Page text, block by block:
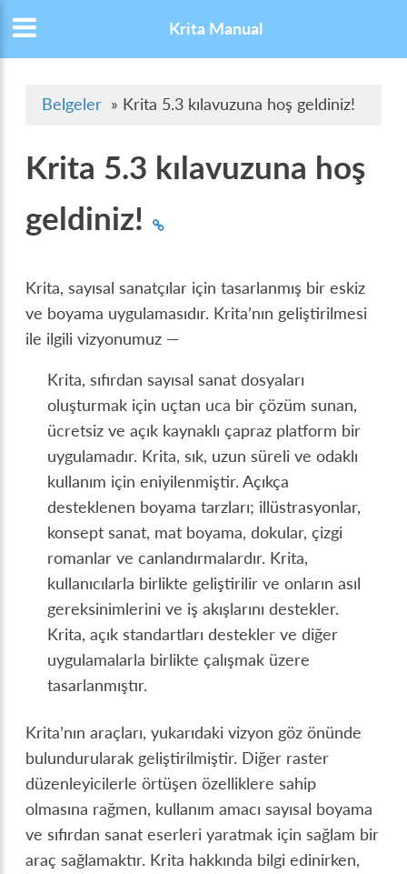
Krita Manual
Belgeler » Krita 5.3 kılavuzuna hoş geldiniz!
Krita 5.3 kılavuzuna hoş
geldiniz!
Krita, sayısal sanatçılar için tasarlanmış bir eskiz
ve boyama uygulamasıdır. Krita’nın geliştirilmesi
ile ilgili vizyonumuz —
Krita, sıfırdan sayısal sanat dosyaları
oluşturmak için uçtan uca bir çözüm sunan,
ücretsiz ve açık kaynaklı çapraz platform bir
uygulamadır. Krita, sık, uzun süreli ve odaklı
kullanım için eniyilenmiştir. Açıkça
desteklenen boyama tarzları; illüstrasyonlar,
konsept sanat, mat boyama, dokular, çizgi
romanlar ve canlandırmalardır. Krita,
kullanıcılarla birlikte geliştirilir ve onların asıl
gereksinimlerini ve iş akışlarını destekler.
Krita, açık standartları destekler ve diğer
uygulamalarla birlikte çalışmak üzere
tasarlanmıştır.
Krita’nın araçları, yukarıdaki vizyon göz önünde
bulundurularak geliştirilmiştir. Diğer raster
düzenleyicilerle örtüşen özelliklere sahip
olmasına rağmen, kullanım amacı sayısal boyama
ve sıfırdan sanat eserleri yaratmak için sağlam bir
araç sağlamaktır. Krita hakkında bilgi edinirken,